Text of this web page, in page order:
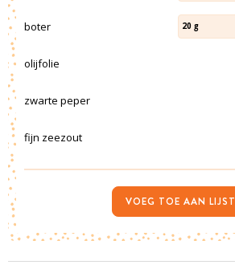
boter 20 g
olijfolie
zwarte peper
fijn zeezout
VOEG TOE AAN LIJST